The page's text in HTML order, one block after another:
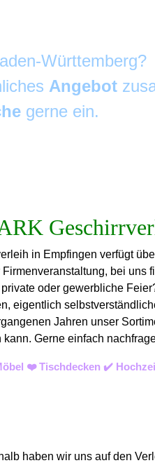
Württemberg?
Angebot
gerne ein.
in Empfingen verfügt
bei uns
oder gewerbliche
eigentlich
Jahren unser
Gerne einfach
❤️ Tischdecken ✔️
haben wir uns auf den